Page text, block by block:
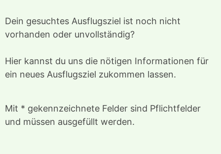
Dein gesuchtes Ausflugsziel ist noch nicht
vorhanden oder unvollständig?
Hier kannst du uns die nötigen Informationen für
ein neues Ausflugsziel zukommen lassen.
Mit * gekennzeichnete Felder sind Pflichtfelder
und müssen ausgefüllt werden.